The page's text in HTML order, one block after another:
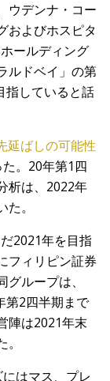
ウデンナ・コー
およびホスピタ
ールディング
ルドベイ」の第
指していると話
延ばしの可能性
。20年第1四
析は、2022年
。
2021年を目指
フィリピン証券
ループは、
第2四半期まで
陣は2021年末
はマス、プレ